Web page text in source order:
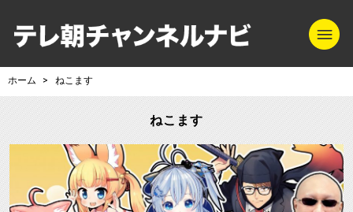
テレ朝チャンネ
ホーム ねこます
ねこます